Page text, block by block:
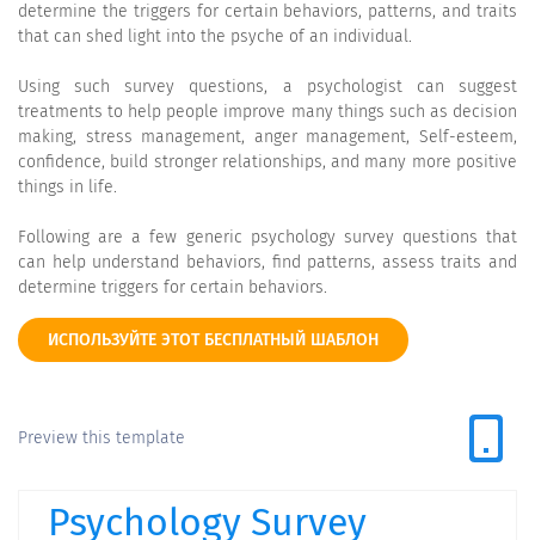
determine the triggers for certain behaviors, patterns, and traits
that can shed light into the psyche of an individual.
Using such survey questions, a psychologist can suggest
treatments to help people improve many things such as decision
making, stress management, anger management, Self-esteem,
confidence, build stronger relationships, and many more positive
things in life.
Following are a few generic psychology survey questions that
can help understand behaviors, find patterns, assess traits and
determine triggers for certain behaviors.
ИСПОЛЬЗУЙТЕ ЭТОТ БЕСПЛАТНЫЙ ШАБЛОН
Preview this template